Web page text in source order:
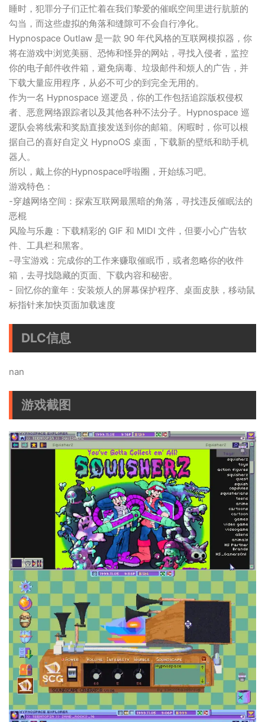
睡时，犯罪分子们正忙着在我们挚爱的催眠空间里进行肮脏的
勾当，而这些虚拟的角落和缝隙可不会自行净化。
Hypnospace Outlaw 是一款 90 年代风格的互联网模拟器，你
将在游戏中浏览美丽、恐怖和怪异的网站，寻找入侵者，监控
你的电子邮件收件箱，避免病毒、垃圾邮件和烦人的广告，并
下载大量应用程序，从必不可少的到完全无用的。
作为一名 Hypnospace 巡逻员，你的工作包括追踪版权侵权
者、恶意网络跟踪者以及其他各种不法分子。Hypnospace 巡
逻队会将线索和奖励直接发送到你的邮箱。闲暇时，你可以根
据自己的喜好自定义 HypnoOS 桌面，下载新的壁纸和助手机
器人。
所以，戴上你的Hypnospace呼啦圈，开始练习吧。
游戏特色：
-穿越网络空间：探索互联网最黑暗的角落，寻找违反催眠法的
恶棍
风险与乐趣：下载精彩的 GIF 和 MIDI 文件，但要小心广告软
件、工具栏和黑客。
-寻宝游戏：完成你的工作来赚取催眠币，或者忽略你的收件
箱，去寻找隐藏的页面、下载内容和秘密。
- 回忆你的童年：安装烦人的屏幕保护程序、桌面皮肤，移动鼠
标指针来加快页面加载速度
DLC信息
nan
游戏截图